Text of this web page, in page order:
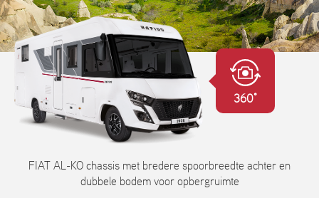
360°
FIAT AL-KO chassis met bredere spoorbreedte achter en
dubbele bodem voor opbergruimte